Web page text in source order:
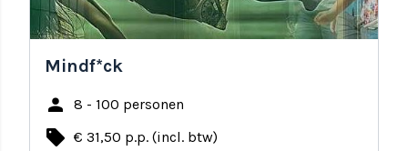
Mindf*ck
person 8 - 100 personen
local_offer € 31,50 p.p. (incl. btw)